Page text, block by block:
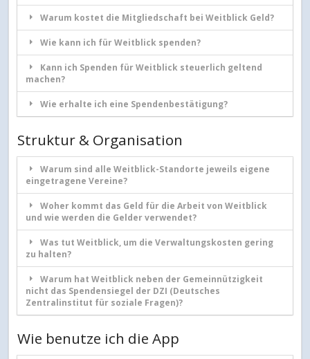
Warum kostet die Mitgliedschaft bei Weitblick Geld?
Wie kann ich für Weitblick spenden?
Kann ich Spenden für Weitblick steuerlich geltend
machen?
Wie erhalte ich eine Spendenbestätigung?
Struktur & Organisation
Warum sind alle Weitblick-Standorte jeweils eigene
eingetragene Vereine?
Woher kommt das Geld für die Arbeit von Weitblick
und wie werden die Gelder verwendet?
Was tut Weitblick, um die Verwaltungskosten gering
zu halten?
Warum hat Weitblick neben der Gemeinnützigkeit
nicht das Spendensiegel der DZI (Deutsches
Zentralinstitut für soziale Fragen)?
Wie benutze ich die App